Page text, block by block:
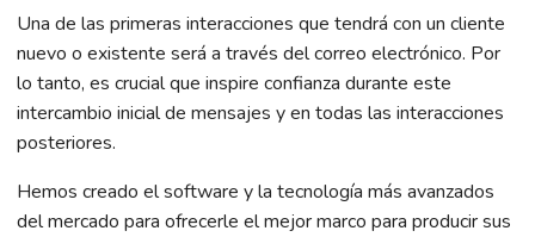
Una de las primeras interacciones que tendrá con un cliente
nuevo o existente será a través del correo electrónico. Por
lo tanto, es crucial que inspire confianza durante este
intercambio inicial de mensajes y en todas las interacciones
posteriores.
Hemos creado el software y la tecnología más avanzados
del mercado para ofrecerle el mejor marco para producir sus